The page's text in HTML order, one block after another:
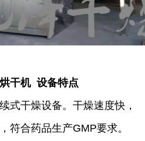
干机 设备特点
式干燥设备。干燥速度快，
符合药品生产GMP要求。